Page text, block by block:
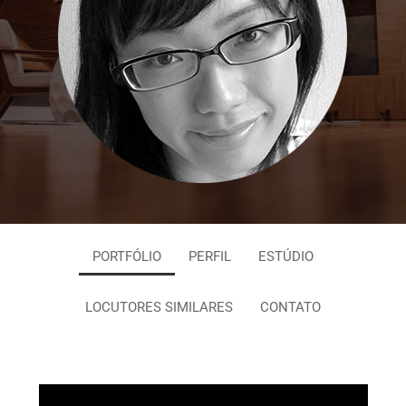
PORTFÓLIO PERFIL ESTÚDIO
LOCUTORES SIMILARES CONTATO